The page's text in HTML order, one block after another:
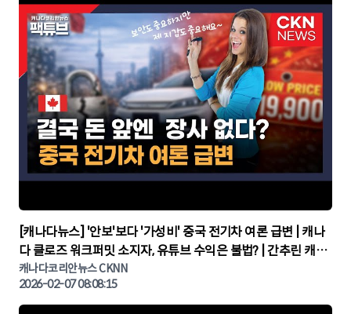
▶
[캐나다뉴스] '안보'보다 '가성비' 중국 전기차 여론 급변 | 캐나
다 클로즈 워크퍼밋 소지자, 유튜브 수익은 불법? | 간추린 캐나
다뉴스 | CKNNEWS, 캐나다코리안뉴스
캐나다코리안뉴스 CKNN
2026-02-07 08:08:15